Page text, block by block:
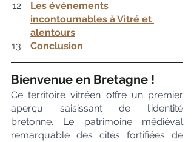
Les événements
incontournables à Vitré et
alentours
Conclusion
Bienvenue en Bretagne !
Ce territoire vitréen offre un premier
aperçu saisissant de l’identité
bretonne. Le patrimoine médiéval
remarquable des cités fortifiées de